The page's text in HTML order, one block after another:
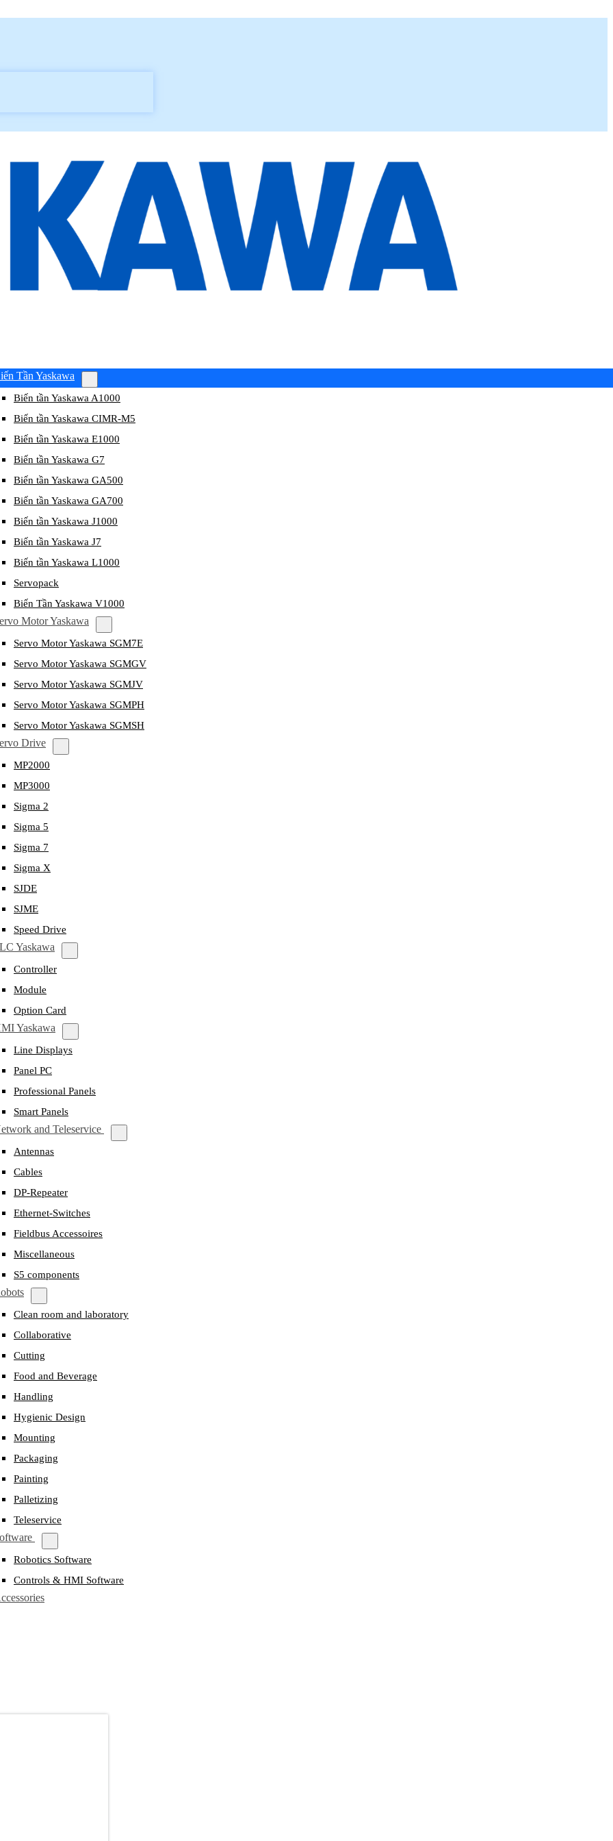
Tần Yaskawa
Biến tần Yaskawa A1000
Biến tần Yaskawa CIMR-M5
Biến tần Yaskawa E1000
Biến tần Yaskawa G7
Biến tần Yaskawa GA500
Biến tần Yaskawa GA700
Biến tần Yaskawa J1000
Biến tần Yaskawa J7
Biến tần Yaskawa L1000
Servopack
Biến Tần Yaskawa V1000
Motor Yaskawa
Servo Motor Yaskawa SGM7E
Servo Motor Yaskawa SGMGV
Servo Motor Yaskawa SGMJV
Servo Motor Yaskawa SGMPH
Servo Motor Yaskawa SGMSH
Drive
MP2000
MP3000
Sigma 2
Sigma 5
Sigma 7
Sigma X
SJDE
SJME
Speed Drive
Yaskawa
Controller
Module
Option Card
Yaskawa
Line Displays
Panel PC
Professional Panels
Smart Panels
and Teleservice
Antennas
Cables
DP-Repeater
Ethernet-Switches
Fieldbus Accessoires
Miscellaneous
S5 components
Clean room and laboratory
Collaborative
Cutting
Food and Beverage
Handling
Hygienic Design
Mounting
Packaging
Painting
Palletizing
Teleservice
Robotics Software
Controls & HMI Software